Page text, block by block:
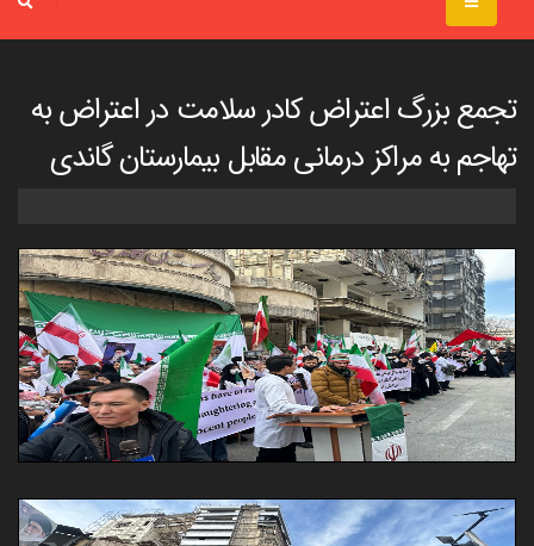
تجمع بزرگ اعتراض کادر سلامت در اعتراض به
تهاجم به مراکز درمانی مقابل بیمارستان گاندی